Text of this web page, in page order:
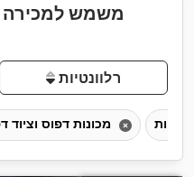
משמש למכירה
רלוונטיות